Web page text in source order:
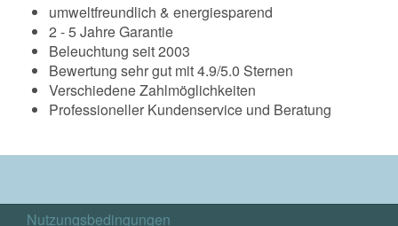
umweltfreundlich & energiesparend
2 - 5 Jahre Garantie
Beleuchtung seit 2003
Bewertung sehr gut mit 4.9/5.0 Sternen
Verschiedene Zahlmöglichkeiten
Professioneller Kundenservice und Beratung
Nutzungsbedingungen